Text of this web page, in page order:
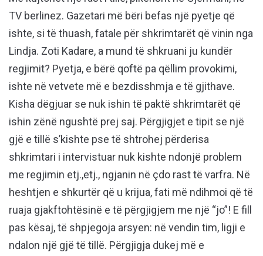
TV berlinez. Gazetari më bëri befas një pyetje që
ishte, si të thuash, fatale për shkrimtarët që vinin nga
Lindja. Zoti Kadare, a mund të shkruani ju kundër
regjimit? Pyetja, e bërë qoftë pa qëllim provokimi,
ishte në vetvete më e bezdisshmja e të gjithave.
Kisha dëgjuar se nuk ishin të paktë shkrimtarët që
ishin zënë ngushtë prej saj. Përgjigjet e tipit se një
gjë e tillë s’kishte pse të shtrohej përderisa
shkrimtari i intervistuar nuk kishte ndonjë problem
me regjimin etj.,etj., ngjanin në çdo rast të varfra. Në
heshtjen e shkurtër që u krijua, fati më ndihmoi që të
ruaja gjakftohtësinë e të përgjigjem me një “jo”! E fill
pas kësaj, të shpjegoja arsyen: në vendin tim, ligji e
ndalon një gjë të tillë. Përgjigja dukej më e